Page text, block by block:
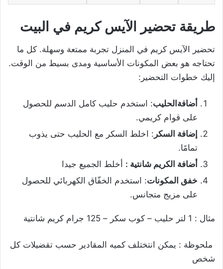
طريقة تحضير الآيس كريم في البيت
تحضير الآيس كريم في المنزل تجربة ممتعة وسهلة. كل ما
تحتاجه هو بعض المكونات الأساسية ومدى بسيط من الوقت.
إليك خطوات التحضير:
أضافةالحليب: استخدم حليب كامل الدسم للحصول
على قوام كريمي.
إضافة السكر : اخلط السكر مع الحليب حتى يذوب
تمامًا.
أضافة الكريم شانتية : أخلط الجميع جيدا
خفق المكونات: استخدم الخفّاق الكهربائي للحصول
على مزيج متجانس.
مثال : 1 لتر حليب – كوب سكر – 125 جرام كريم شانتية
ملحوظة : يمكن انتختلف كميه المقادير حسب تقضيلات كل
شخص